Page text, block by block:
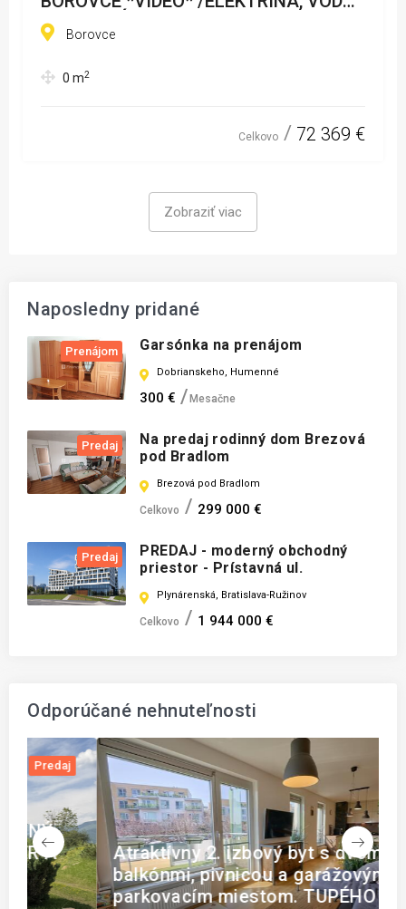
KANALIZÁCIA/
Borovce
0 m2
Celkovo 72 369 €
Zobraziť viac
Naposledny pridané
Prenájom Garsónka na prenájom
Dobrianskeho, Humenné
300 € Mesačne
Predaj
Na predaj rodinný dom Brezová
pod Bradlom
Brezová pod Bradlom
Celkovo 299 000 €
Predaj
PREDAJ - moderný obchodný
priestor - Prístavná ul.
Plynárenská, Bratislava-Ružinov
Celkovo 1 944 000 €
Odporúčané nehnuteľnosti
Predaj
Atraktívny 2. izbový byt s dvomi
balkónmi, pivnicou a garážovým
parkovacím miestom. TUPÉHO ul.